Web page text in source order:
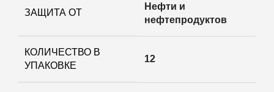
ЗАЩИТА ОТ
Нефти и
нефтепродуктов
КОЛИЧЕСТВО В
УПАКОВКЕ
12